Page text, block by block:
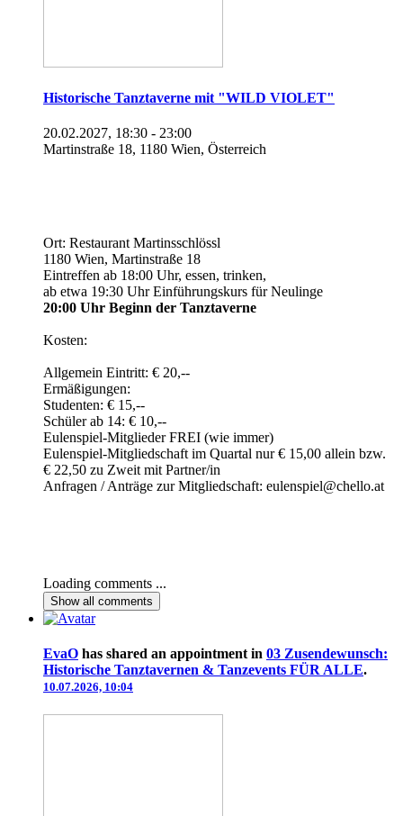
Historische Tanztaverne mit "WILD VIOLET"
20.02.2027, 18:30 - 23:00
Martinstraße 18, 1180 Wien, Österreich
Ort: Restaurant Martinsschlössl
1180 Wien, Martinstraße 18
Eintreffen ab 18:00 Uhr, essen, trinken,
ab etwa 19:30 Uhr Einführungskurs für Neulinge
20:00 Uhr Beginn der Tanztaverne
Kosten:
Allgemein Eintritt: € 20,--
Ermäßigungen:
Studenten: € 15,--
Schüler ab 14: € 10,--
Eulenspiel-Mitglieder FREI (wie immer)
Eulenspiel-Mitgliedschaft im Quartal nur € 15,00 allein bzw.
€ 22,50 zu Zweit mit Partner/in
Anfragen / Anträge zur Mitgliedschaft: eulenspiel@chello.at
Loading comments ...
Show all comments
EvaO has shared an appointment in 03 Zusendewunsch:
Historische Tanztavernen & Tanzevents FÜR ALLE.
10.07.2026, 10:04